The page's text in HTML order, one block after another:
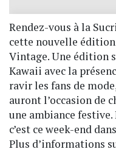
Rendez-vous à la
cette nouvelle
Vintage. Une édition
Kawaii avec la
ravir les fans de
auront l’occasion de
une ambiance
c’est ce week-end
Plus d’informations